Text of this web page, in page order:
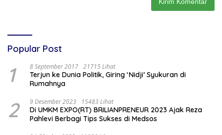
Popular Post
1 8 September 2017 21715 Lihat
Terjun ke Dunia Politik, Giring ‘Nidji’ Syukuran di
Rumahnya
2 9 Desember 2023 15483 Lihat
Di UMKM EXPO(RT) BRILIANPRENEUR 2023 Ajak Reza
Pahlevi Berbagi Tips Sukses di Medsos